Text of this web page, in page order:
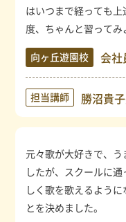
はいつまで経っても
度、ちゃんと習ってみ
向ヶ丘遊園校 会社
担当講師 勝沼貴子
元々歌が大好きで、
したが、スクールに
しく歌を歌えるよう
とを決めました。